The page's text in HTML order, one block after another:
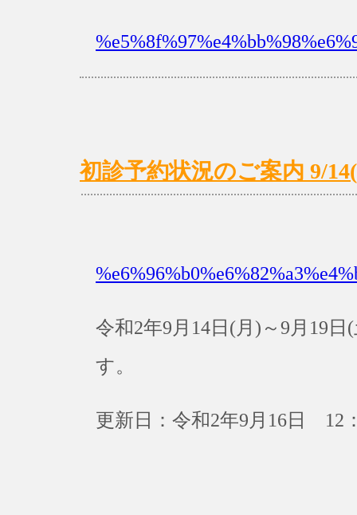
初診予約状況のご案内 9/
令和2年9月14日(月)～9月19
す。
更新日：令和2年9月16日 12